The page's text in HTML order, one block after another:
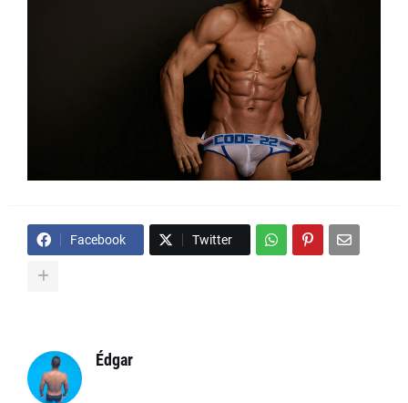
Facebook Twitter
Édgar